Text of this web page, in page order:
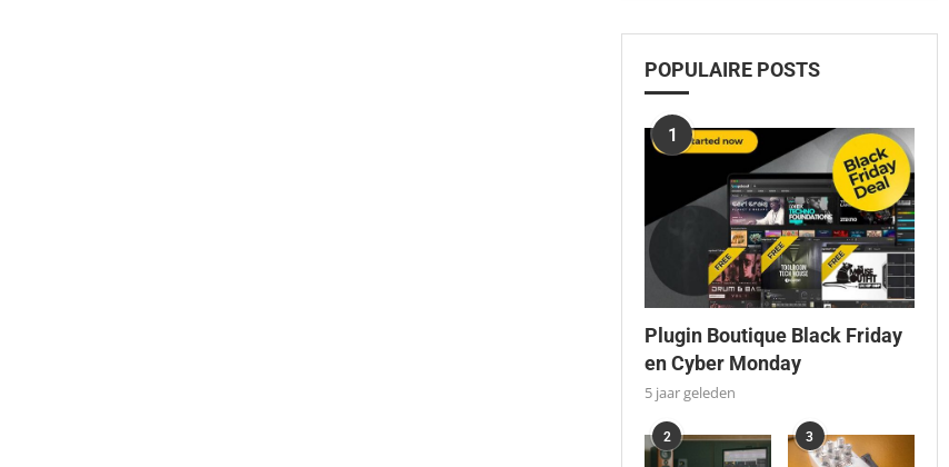
POPULAIRE POSTS
1
Plugin Boutique Black Friday
en Cyber Monday
5 jaar geleden
2 3